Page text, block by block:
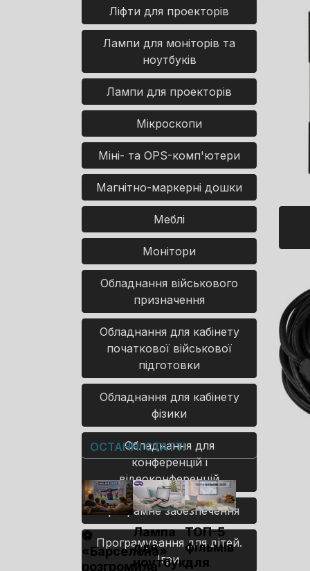
Ліфти для проекторів
Лампи для моніторів та
ноутбуків
Лампи для проекторів
Мікроскопи
Міні- та OPS-комп'ютери
Магнітно-маркерні дошки
Меблі
Монітори
Обладнання військового
призначення
Обладнання для кабінету
початкової військової
підготовки
Обладнання для кабінету
фізики
Обладнання для
конференцій і
відеоконференцій
Програмне забезпечення
Програмування для дітей.
Ігри.
ОСТАННІ СТАТТІ
⚽
«Барселона»
розгромила
Лампа
для
ноутбука
ТОП-5
фільмів
для